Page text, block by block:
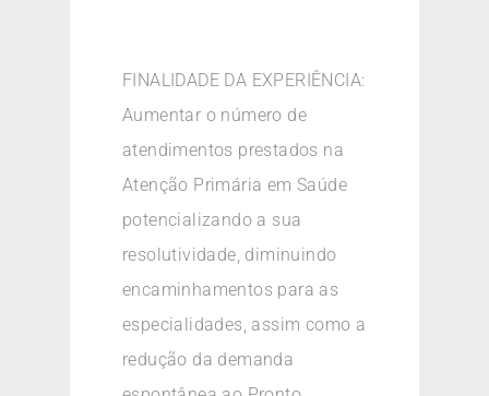
FINALIDADE DA EXPERIÊNCIA:
Aumentar o número de
atendimentos prestados na
Atenção Primária em Saúde
potencializando a sua
resolutividade, diminuindo
encaminhamentos para as
especialidades, assim como a
redução da demanda